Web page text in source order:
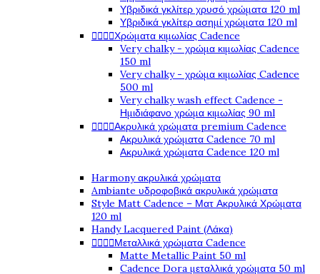
Υβριδικά γκλίτερ χρυσό χρώματα 120 ml
Υβριδικά γκλίτερ ασημί χρώματα 120 ml
   Χρώματα κιμωλίας Cadence
Very chalky - χρώμα κιμωλίας Cadence
150 ml
Very chalky - χρώμα κιμωλίας Cadence
500 ml
Very chalky wash effect Cadence -
Ημιδιάφανο χρώμα κιμωλίας 90 ml
   Ακρυλικά χρώματα premium Cadence
Ακρυλικά χρώματα Cadence 70 ml
Ακρυλικά χρώματα Cadence 120 ml
Harmony ακρυλικά χρώματα
Ambiante υδροφοβικά ακρυλικά χρώματα
Style Matt Cadence – Ματ Ακρυλικά Χρώματα
120 ml
Handy Lacquered Paint (Λάκα)
   Μεταλλικά χρώματα Cadence
Matte Metallic Paint 50 ml
Cadence Dora μεταλλικά χρώματα 50 ml